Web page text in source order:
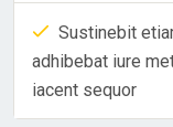
Sustinebit
adhibebat iure
iacent sequor